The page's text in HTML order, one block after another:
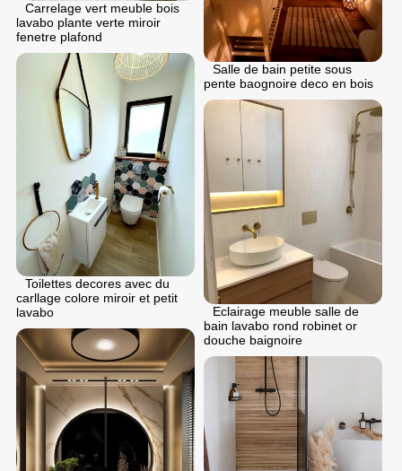
Carrelage vert meuble bois
lavabo plante verte miroir
fenetre plafond
Salle de bain petite sous
pente baognoire deco en bois
Toilettes decores avec du
carllage colore miroir et petit
lavabo
Eclairage meuble salle de
bain lavabo rond robinet or
douche baignoire